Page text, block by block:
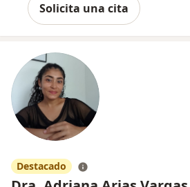
Solicita una cita
Destacado